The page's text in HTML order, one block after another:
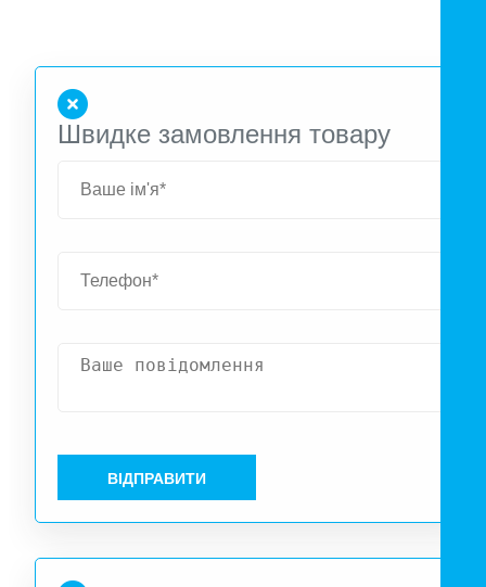
Швидке замовлення товару
ВІДПРАВИТИ